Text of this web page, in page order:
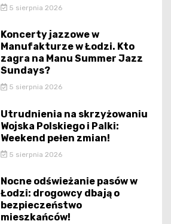
5 sierpnia 2026
Koncerty jazzowe w
Manufakturze w Łodzi. Kto
zagra na Manu Summer Jazz
Sundays?
5 sierpnia 2026
Utrudnienia na skrzyżowaniu
Wojska Polskiego i Palki:
Weekend pełen zmian!
5 sierpnia 2026
Nocne odświeżanie pasów w
Łodzi: drogowcy dbają o
bezpieczeństwo
mieszkańców!